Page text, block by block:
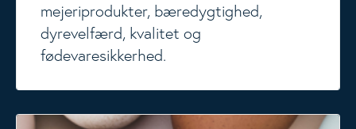
mejeriprodukter, bæredygtighed,
dyrevelfærd, kvalitet og
fødevaresikkerhed.